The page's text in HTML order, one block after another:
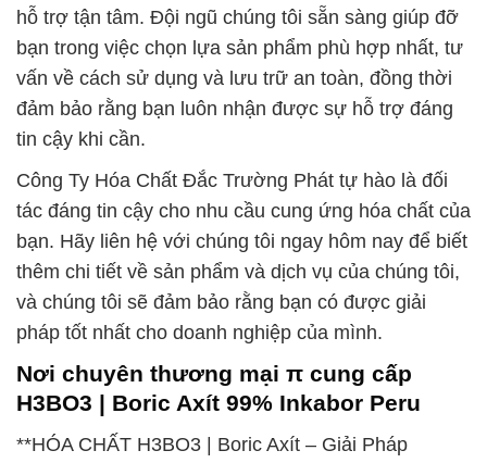
hỗ trợ tận tâm. Đội ngũ chúng tôi sẵn sàng giúp đỡ
bạn trong việc chọn lựa sản phẩm phù hợp nhất, tư
vấn về cách sử dụng và lưu trữ an toàn, đồng thời
đảm bảo rằng bạn luôn nhận được sự hỗ trợ đáng
tin cậy khi cần.
Công Ty Hóa Chất Đắc Trường Phát tự hào là đối
tác đáng tin cậy cho nhu cầu cung ứng hóa chất của
bạn. Hãy liên hệ với chúng tôi ngay hôm nay để biết
thêm chi tiết về sản phẩm và dịch vụ của chúng tôi,
và chúng tôi sẽ đảm bảo rằng bạn có được giải
pháp tốt nhất cho doanh nghiệp của mình.
Nơi chuyên thương mại π cung cấp
H3BO3 | Boric Axít 99% Inkabor Peru
**HÓA CHẤT H3BO3 | Boric Axít – Giải Pháp